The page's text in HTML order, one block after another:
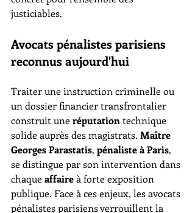
justiciables.
Avocats pénalistes parisiens
reconnus aujourd'hui
Traiter une instruction criminelle ou
un dossier financier transfrontalier
construit une réputation technique
solide auprès des magistrats. Maître
Georges Parastatis, pénaliste à Paris,
se distingue par son intervention dans
chaque affaire à forte exposition
publique. Face à ces enjeux, les avocats
pénalistes parisiens verrouillent la